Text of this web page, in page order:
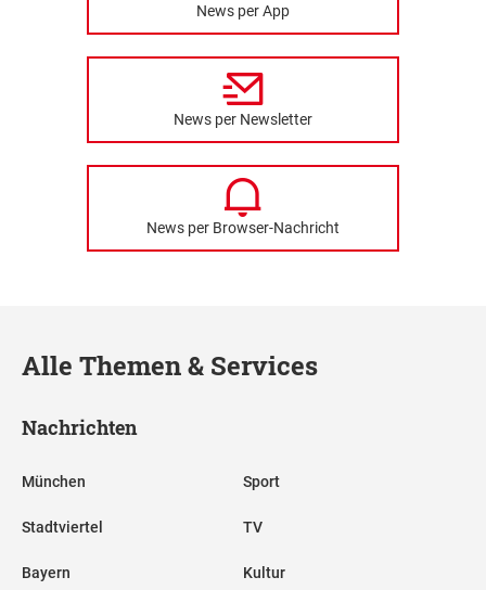
News per App
News per Newsletter
News per Browser-Nachricht
Alle Themen & Services
Nachrichten
München
Stadtviertel
Bayern
Sport
TV
Kultur